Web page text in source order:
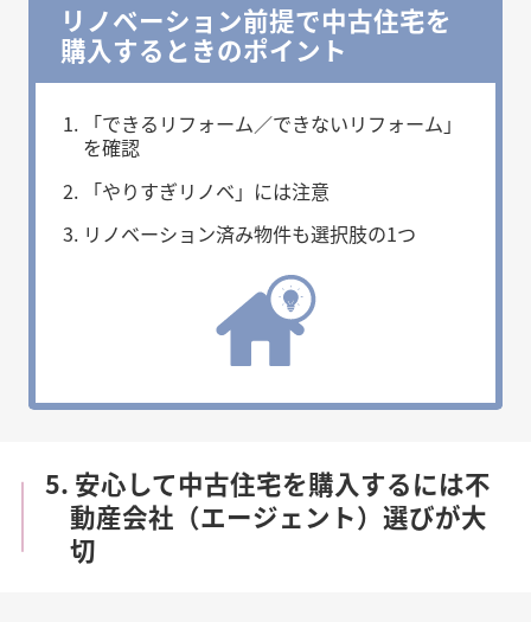
リノベーション前提で中古住宅を
購入するときのポイント
「できるリフォーム／できないリフォーム」
を確認
「やりすぎリノベ」には注意
リノベーション済み物件も選択肢の1つ
5. 安心して中古住宅を購入するには不
動産会社（エージェント）選びが大
切